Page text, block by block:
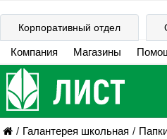
Корпоративный отдел
Компания Магазины
Галантерея школьная